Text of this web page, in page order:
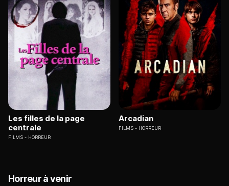
Les filles de la page
centrale
FILMS HORREUR
Arcadian
FILMS HORREUR
Horreur à venir